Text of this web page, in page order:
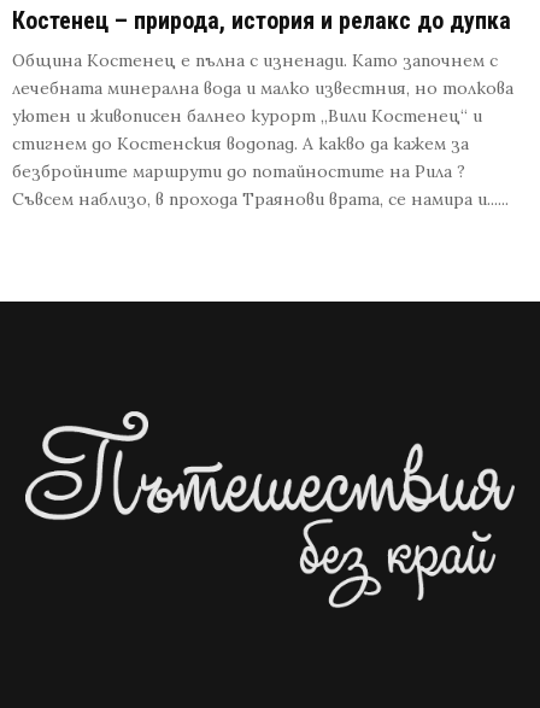
Костенец – природа, история и релакс до дупка
Община Костенец е пълна с изненади. Като започнем с
лечебната минерална вода и малко известния, но толкова
уютен и живописен балнео курорт „Вили Костенец“ и
стигнем до Костенския водопад. А какво да кажем за
безбройните маршрути до потайностите на Рила ?
Съвсем наблизо, в прохода Траянови врата, се намира и......